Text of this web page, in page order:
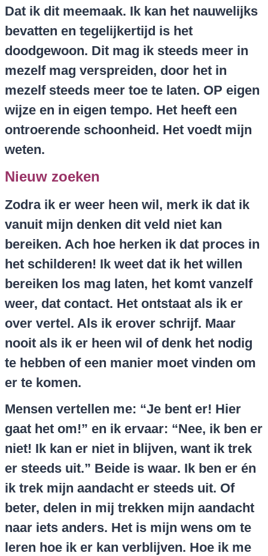
Dat ik dit meemaak. Ik kan het nauwelijks
bevatten en tegelijkertijd is het
doodgewoon. Dit mag ik steeds meer in
mezelf mag verspreiden, door het in
mezelf steeds meer toe te laten. OP eigen
wijze en in eigen tempo. Het heeft een
ontroerende schoonheid. Het voedt mijn
weten.
Nieuw zoeken
Zodra ik er weer heen wil, merk ik dat ik
vanuit mijn denken dit veld niet kan
bereiken. Ach hoe herken ik dat proces in
het schilderen! Ik weet dat ik het willen
bereiken los mag laten, het komt vanzelf
weer, dat contact. Het ontstaat als ik er
over vertel. Als ik erover schrijf. Maar
nooit als ik er heen wil of denk het nodig
te hebben of een manier moet vinden om
er te komen.
Mensen vertellen me: “Je bent er! Hier
gaat het om!” en ik ervaar: “Nee, ik ben er
niet! Ik kan er niet in blijven, want ik trek
er steeds uit.” Beide is waar. Ik ben er én
ik trek mijn aandacht er steeds uit. Of
beter, delen in mij trekken mijn aandacht
naar iets anders. Het is mijn wens om te
leren hoe ik er kan verblijven. Hoe ik me